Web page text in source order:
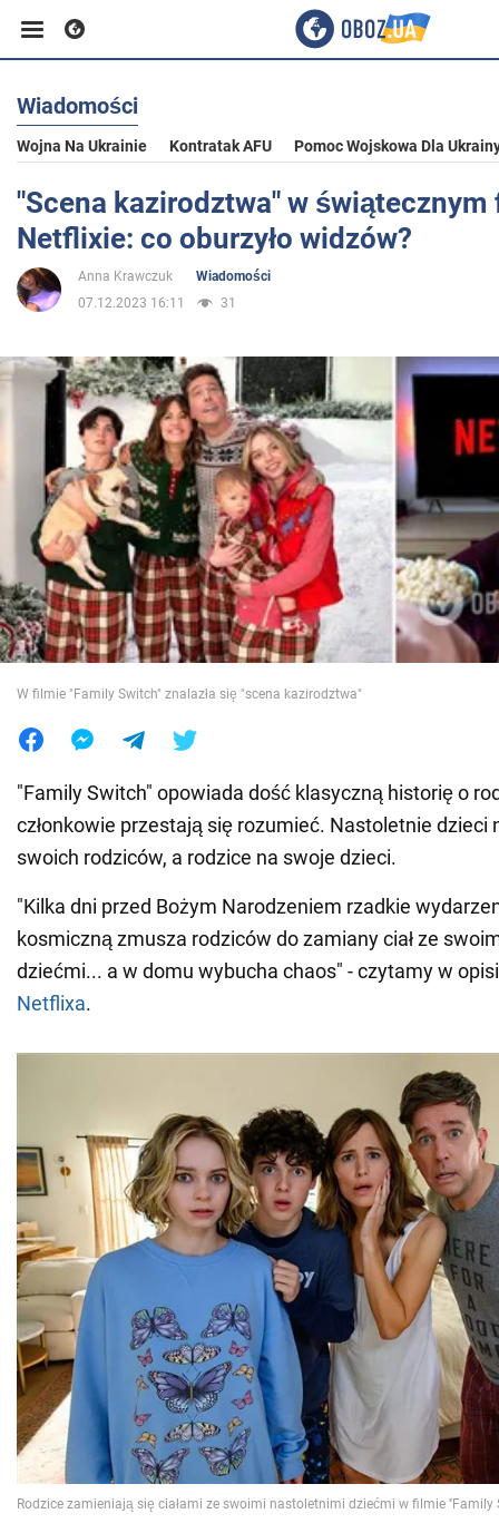
Biznes
Sport
Rozrywka
Polityka
Społeczeństwo
Wojna na Ukrainie
Świat
Jedzenie
Wiadomości
Wojna Na Ukrainie Kontratak AFU Pomoc Wojskowa Dla
"Scena kazirodztwa" w świątecznym
Netflixie: co oburzyło widzów?
Anna Krawczuk
Wiadomości
07.12.2023 16:11
31
W filmie "Family Switch" znalazła się "scena kazirodztwa"
"Family Switch" opowiada dość klasyczną historię o
członkowie przestają się rozumieć. Nastoletnie dzieci
swoich rodziców, a rodzice na swoje dzieci.
"Kilka dni przed Bożym Narodzeniem rzadkie
kosmiczną zmusza rodziców do zamiany ciał ze
dziećmi... a w domu wybucha chaos" - czytamy w
Netflixa.